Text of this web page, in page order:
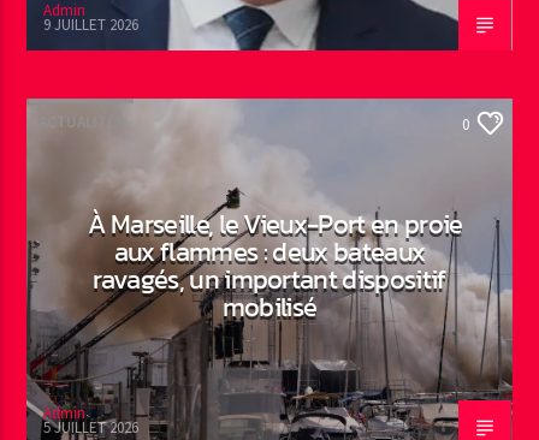
Admin
9 JUILLET 2026
ACTUALITÉS 0
À Marseille, le Vieux-Port en proie
aux flammes : deux bateaux
ravagés, un important dispositif
mobilisé
Admin
5 JUILLET 2026